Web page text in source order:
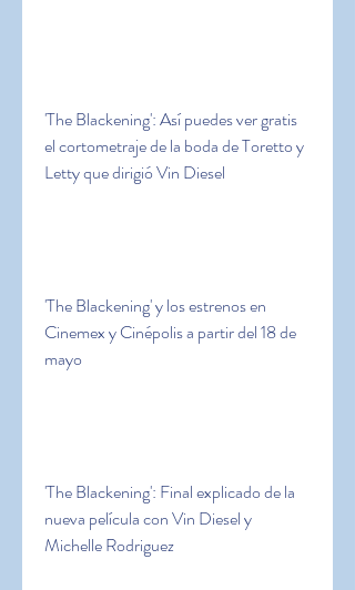
'The Blackening': Así puedes ver gratis
el cortometraje de la boda de Toretto y
Letty que dirigió Vin Diesel
'The Blackening' y los estrenos en
Cinemex y Cinépolis a partir del 18 de
mayo
'The Blackening': Final explicado de la
nueva película con Vin Diesel y
Michelle Rodriguez